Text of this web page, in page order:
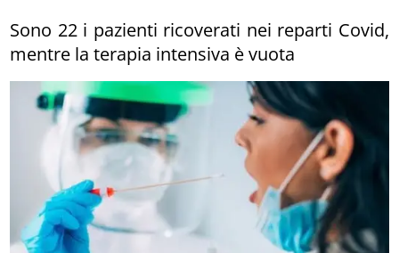
Sono 22 i pazienti ricoverati nei reparti Covid,
mentre la terapia intensiva è vuota